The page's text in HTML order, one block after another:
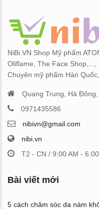
NiBi.VN Shop Mỹ phẩm
Oliflame, The Face
Chuyên mỹ phẩm Hàn
Quang Trung, Hà
0971435586
nibivn@gmail.com
nibi.vn
T2 - CN / 9:00 AM -
Bài viết mới
5 cách chăm sóc da nám